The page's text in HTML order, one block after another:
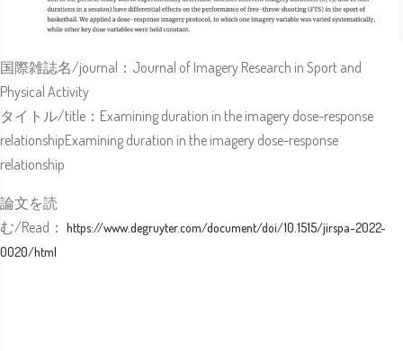
国際雑誌名/journal： Journal of Imagery Research in Sport and
Physical Activity
タイトル/title：Examining duration in the imagery dose-response
relationshipExamining duration in the imagery dose-response
relationship
論文を読
む/Read： https://www.degruyter.com/document/doi/10.1515/jirspa-2022-
0020/html